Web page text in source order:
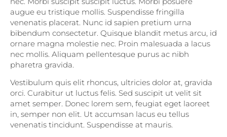
augue eu tristique mollis. Suspendisse fringilla
venenatis placerat. Nunc id sapien pretium urna
bibendum consectetur. Quisque blandit metus arcu, id
ornare magna molestie nec. Proin malesuada a lacus
nec mollis. Aliquam pellentesque purus ac nibh
pharetra gravida.
Vestibulum quis elit rhoncus, ultricies dolor at, gravida
orci. Curabitur ut luctus felis. Sed suscipit ut velit sit
amet semper. Donec lorem sem, feugiat eget laoreet
in, semper non elit. Ut accumsan lacus eu tellus
venenatis tincidunt. Suspendisse at mauris.